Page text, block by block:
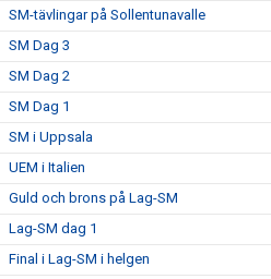
SM-tävlingar på Sollentunavalle
SM Dag 3
SM Dag 2
SM Dag 1
SM i Uppsala
UEM i Italien
Guld och brons på Lag-SM
Lag-SM dag 1
Final i Lag-SM i helgen